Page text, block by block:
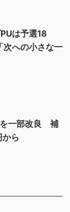
は予選18
への小さな一
を一部改良 補
ら